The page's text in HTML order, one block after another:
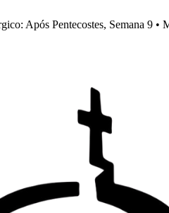
Após Pentecostes, Semana 9 •